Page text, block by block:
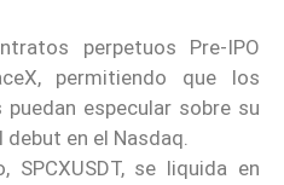
perpetuos Pre-IPO
permitiendo que los
especular sobre su
en el Nasdaq.
SPCXUSDT, se liquida en